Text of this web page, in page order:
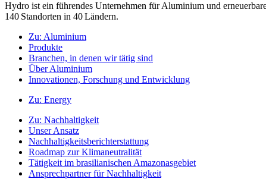
Hydro ist ein führendes Unternehmen für Aluminium und
140 Standorten in 40 Ländern.
Zu: Aluminium
Produkte
Branchen, in denen wir tätig sind
Über Aluminium
Innovationen, Forschung und Entwicklung
Zu: Energy
Zu: Nachhaltigkeit
Unser Ansatz
Nachhaltigkeitsberichterstattung
Roadmap zur Klimaneutralität
Tätigkeit im brasilianischen Amazonasgebiet
Ansprechpartner für Nachhaltigkeit